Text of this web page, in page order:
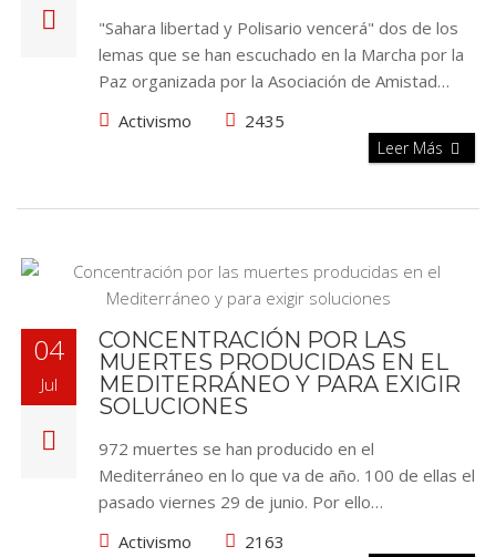
"Sahara libertad y Polisario vencerá" dos de los
lemas que se han escuchado en la Marcha por la
Paz organizada por la Asociación de Amistad…
Activismo
2435
Leer Más
04
Jul
CONCENTRACIÓN POR LAS
MUERTES PRODUCIDAS EN EL
MEDITERRÁNEO Y PARA EXIGIR
SOLUCIONES
972 muertes se han producido en el
Mediterráneo en lo que va de año. 100 de ellas el
pasado viernes 29 de junio. Por ello…
Activismo
2163